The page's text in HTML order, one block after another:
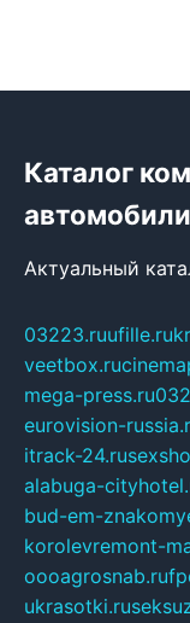
Каталог
Актуальный
03223.ruufille.ru
veetbox.ru
mega-press.ru
eurovision-
itrack-24.ru
alabuga-
bud-em-
korolevremont-
oooagrosnab.ru
ukrasotki.ru